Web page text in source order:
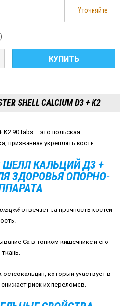
Уточняйте
КУПИТЬ
SHELL CALCIUM D3 + K2
K2 90 tabs – это польская
призванная укреплять кости.
ШЕЛЛ КАЛЬЦИЙ Д3 +
ЗДОРОВЬЯ ОПОРНО-
отвечает за прочность костей
Ca в тонком кишечнике и его
остеокальцин, который участвует в
риск их переломов.